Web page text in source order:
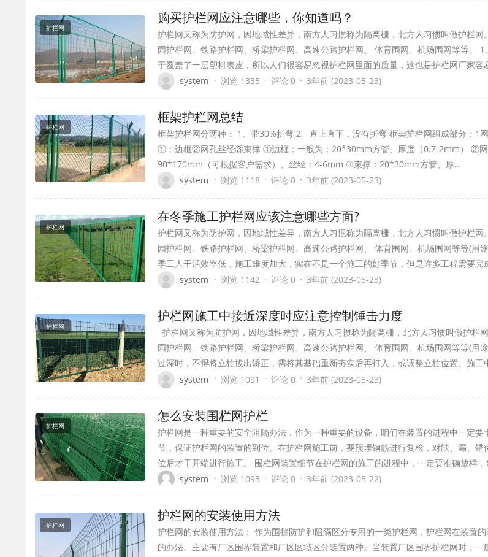
护栏网
购买护栏网应注意哪些，你知道吗？
护栏网又称为防护网，因地域性差异，南方人习惯称为隔离栅，北方人习惯叫做护栏网
园护栏网、铁路护栏网、桥梁护栏网、高速公路护栏网、 体育围网、机场围网等等。 1
于覆盖了一层塑料表皮，所以人们很容易忽视护栏网里面的质量，这也是护栏网厂家容
system · 浏览 1335 · 评论 0 · 3年前 (2023-05-23)
护栏网
框架护栏网总结
框架护栏网分两种： 1、带30%折弯 2、直上直下，没有折弯 框架护栏网组成部分：1
①：边框②网孔丝经③束撑 ①边框：一般为：20*30mm方管、厚度（0.7-2mm） ②网
90*170mm（可根据客户需求）、丝经：4-6mm ③束撑：20*30mm方管、厚…
system · 浏览 1118 · 评论 0 · 3年前 (2023-05-23)
护栏网
在冬季施工护栏网应该注意哪些方面?
护栏网又称为防护网，因地域性差异，南方人习惯称为隔离栅，北方人习惯叫做护栏网
园护栏网、铁路护栏网、桥梁护栏网、高速公路护栏网、 体育围网、机场围网等等(用
季工人干活效率低，施工难度加大，实在不是一个施工的好季节，但是许多工程需要
system · 浏览 1142 · 评论 0 · 3年前 (2023-05-23)
护栏网
护栏网施工中接近深度时应注意控制锤击力度
护栏网又称为防护网，因地域性差异，南方人习惯称为隔离栅，北方人习惯叫做护栏
园护栏网、铁路护栏网、桥梁护栏网、高速公路护栏网、 体育围网、机场围网等等(用
过深时，不得将立柱拔出矫正，需将其基础重新夯实后再打入，或调整立柱位置。施工
system · 浏览 1091 · 评论 0 · 3年前 (2023-05-23)
护栏网
怎么安装围栏网护栏
护栏网是一种重要的安全阻隔办法，作为一种重要的设备，咱们在装置的进程中一定要
节，保证护栏网的装置的到位。在护栏网施工前，要预埋钢筋进行复检，对缺、漏、错
位后才干开端进行施工。 围栏网装置细节在护栏网的施工的进程中，一定要准确放样
system · 浏览 1093 · 评论 0 · 3年前 (2023-05-22)
护栏网
护栏网的安装使用方法
护栏网的安装使用方法： 作为围挡防护和阻隔区分专用的一类护栏网，护栏网在装置
的办法。主要有厂区围界装置和厂区区域区分装置两种。当装置厂区围界护栏网时，